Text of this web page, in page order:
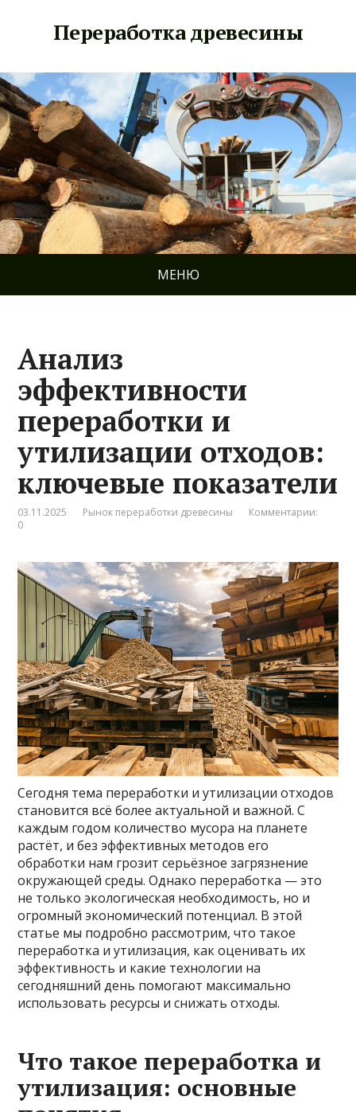
Переработка древесины
МЕНЮ
Анализ
эффективности
переработки и
утилизации отходов:
ключевые показатели
03.11.2025 Рынок переработки древесины
Комментарии:
0
Сегодня тема переработки и утилизации отходов
становится всё более актуальной и важной. С
каждым годом количество мусора на планете
растёт, и без эффективных методов его
обработки нам грозит серьёзное загрязнение
окружающей среды. Однако переработка — это
не только экологическая необходимость, но и
огромный экономический потенциал. В этой
статье мы подробно рассмотрим, что такое
переработка и утилизация, как оценивать их
эффективность и какие технологии на
сегодняшний день помогают максимально
использовать ресурсы и снижать отходы.
Что такое переработка и
утилизация: основные